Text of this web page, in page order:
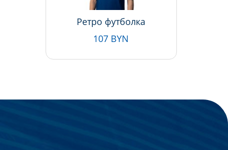
Ретро футболка
107 BYN